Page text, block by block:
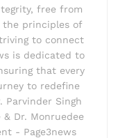
free from
the principles of
to connect
is dedicated to
that every
to redefine
Singh
Dr. Monruedee
- Page3news